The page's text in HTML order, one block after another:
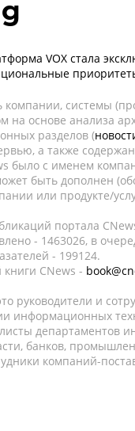
VOX стала
системы
на основе анализа
разделов (
а также
было с именем
быть дополнен
или продукте/
портала
- 1463026, в
- 199124.
CNews -
руководители и
информационных
департаментов
банков,
компаний-